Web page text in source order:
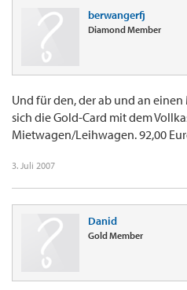
berwangerfj
Diamond Member
Und für den, der ab und an
sich die Gold-Card mit dem
Mietwagen/Leihwagen. 92,00
3. Juli 2007
Danid
Gold Member